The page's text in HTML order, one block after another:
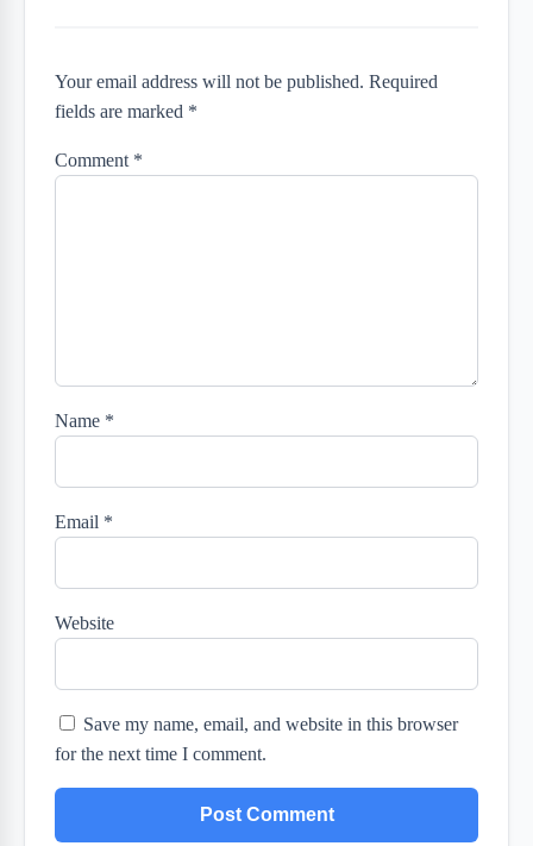
Your email address will not be published. Required
fields are marked *
Comment *
Name *
Email *
Website
Save my name, email, and website in this browser
for the next time I comment.